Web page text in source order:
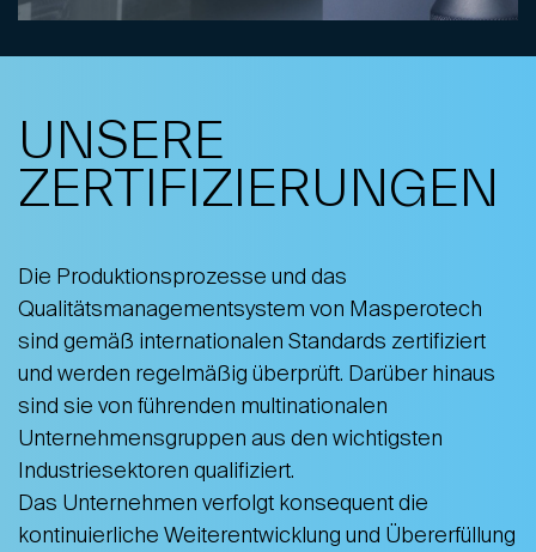
UNSERE
ZERTIFIZIERUNGEN
Die Produktionsprozesse und das
Qualitätsmanagementsystem von Masperotech
sind gemäß internationalen Standards zertifiziert
und werden regelmäßig überprüft. Darüber hinaus
sind sie von führenden multinationalen
Unternehmensgruppen aus den wichtigsten
Industriesektoren qualifiziert.
Das Unternehmen verfolgt konsequent die
kontinuierliche Weiterentwicklung und Übererfüllung